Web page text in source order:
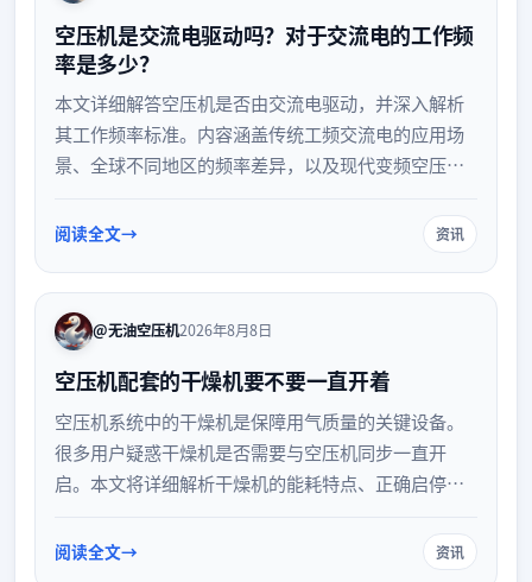
空压机是交流电驱动吗？对于交流电的工作频
率是多少？
本文详细解答空压机是否由交流电驱动，并深入解析
其工作频率标准。内容涵盖传统工频交流电的应用场
景、全球不同地区的频率差异，以及现代变频空压机
空压机的电气驱动原理及用电配置要求。
阅读全文 资讯
@无油空压机2026年8月8日
空压机配套的干燥机要不要一直开着
空压机系统中的干燥机是保障用气质量的关键设备。
很多用户疑惑干燥机是否需要与空压机同步一直开
启。本文将详细解析干燥机的能耗特点、正确启停策
效运行与节能降耗。
阅读全文 资讯